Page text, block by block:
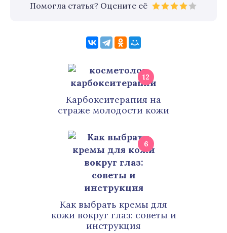
Помогла статья? Оцените её
12
Карбокситерапия на
страже молодости кожи
6
Как выбрать кремы для
кожи вокруг глаз: советы и
инструкция